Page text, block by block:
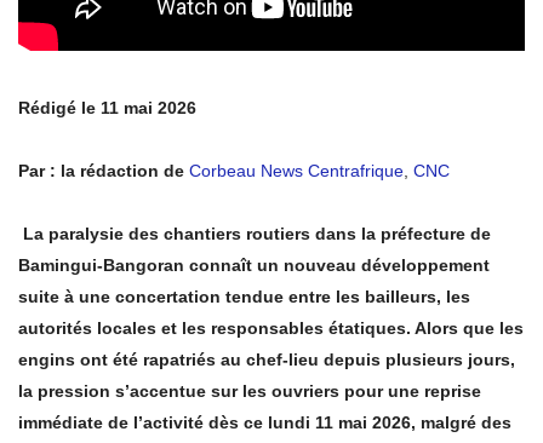
Rédigé le 11 mai 2026
Par : la rédaction de Corbeau News Centrafrique, CNC
La paralysie des chantiers routiers dans la préfecture de
Bamingui-Bangoran connaît un nouveau développement
suite à une concertation tendue entre les bailleurs, les
autorités locales et les responsables étatiques. Alors que les
engins ont été rapatriés au chef-lieu depuis plusieurs jours,
la pression s’accentue sur les ouvriers pour une reprise
immédiate de l’activité dès ce lundi 11 mai 2026, malgré des